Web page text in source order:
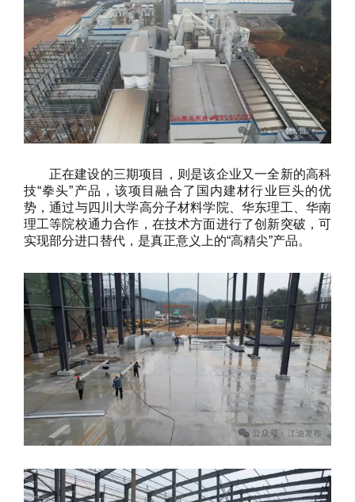
正在建设的三期项目，则是该企业又一全新的高科
技“拳头”产品，该项目融合了国内建材行业巨头的优
势，通过与四川大学高分子材料学院、华东理工、华南
理工等院校通力合作，在技术方面进行了创新突破，可
实现部分进口替代，是真正意义上的“高精尖”产品。